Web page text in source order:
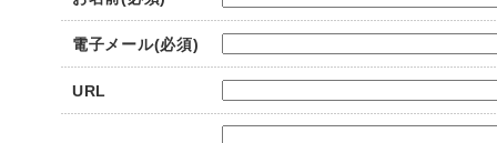
電子メール(必須)
URL